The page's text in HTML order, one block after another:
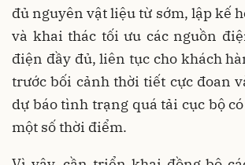
đủ nguyên vật liệu từ sớm, lập kế
và khai thác tối ưu các nguồn
điện đầy đủ, liên tục cho khách
trước bối cảnh thời tiết cực đoan
dự báo tình trạng quá tải cục bộ
một số thời điểm.